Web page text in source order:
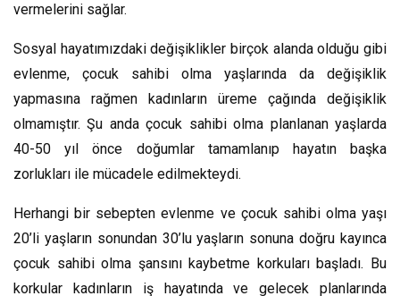
vermelerini sağlar.
Sosyal hayatımızdaki değişiklikler birçok alanda olduğu gibi
evlenme, çocuk sahibi olma yaşlarında da değişiklik
yapmasına rağmen kadınların üreme çağında değişiklik
olmamıştır. Şu anda çocuk sahibi olma planlanan yaşlarda
40-50 yıl önce doğumlar tamamlanıp hayatın başka
zorlukları ile mücadele edilmekteydi.
Herhangi bir sebepten evlenme ve çocuk sahibi olma yaşı
20’li yaşların sonundan 30’lu yaşların sonuna doğru kayınca
çocuk sahibi olma şansını kaybetme korkuları başladı. Bu
korkular kadınların iş hayatında ve gelecek planlarında